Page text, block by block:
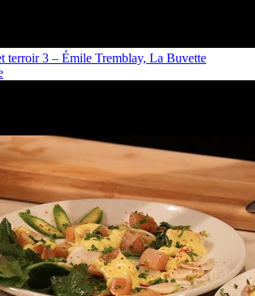
terroir 3 – Émile Tremblay, La Buvette